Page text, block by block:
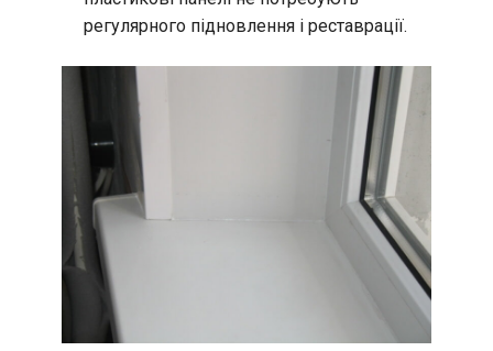
регулярного підновлення і реставрації.